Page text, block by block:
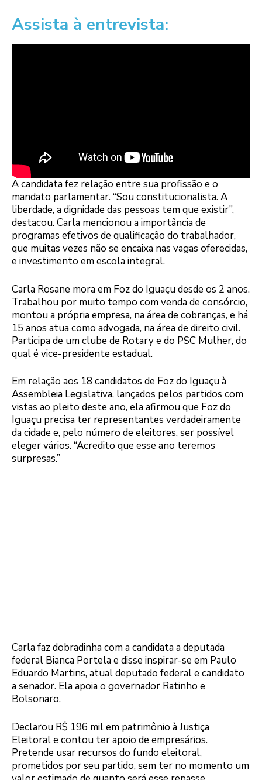
Assista à entrevista:
A candidata fez relação entre sua profissão e o
mandato parlamentar. “Sou constitucionalista. A
liberdade, a dignidade das pessoas tem que existir”,
destacou. Carla mencionou a importância de
programas efetivos de qualificação do trabalhador,
que muitas vezes não se encaixa nas vagas oferecidas,
e investimento em escola integral.
Carla Rosane mora em Foz do Iguaçu desde os 2 anos.
Trabalhou por muito tempo com venda de consórcio,
montou a própria empresa, na área de cobranças, e há
15 anos atua como advogada, na área de direito civil.
Participa de um clube de Rotary e do PSC Mulher, do
qual é vice-presidente estadual.
Em relação aos 18 candidatos de Foz do Iguaçu à
Assembleia Legislativa, lançados pelos partidos com
vistas ao pleito deste ano, ela afirmou que Foz do
Iguaçu precisa ter representantes verdadeiramente
da cidade e, pelo número de eleitores, ser possível
eleger vários. “Acredito que esse ano teremos
surpresas.”
Carla faz dobradinha com a candidata a deputada
federal Bianca Portela e disse inspirar-se em Paulo
Eduardo Martins, atual deputado federal e candidato
a senador. Ela apoia o governador Ratinho e
Bolsonaro.
Declarou R$ 196 mil em patrimônio à Justiça
Eleitoral e contou ter apoio de empresários.
Pretende usar recursos do fundo eleitoral,
prometidos por seu partido, sem ter no momento um